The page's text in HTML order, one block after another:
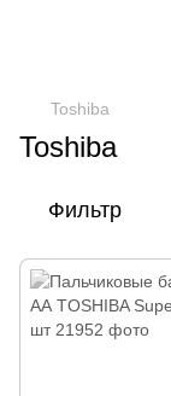
Toshiba
Toshiba
Фильтр